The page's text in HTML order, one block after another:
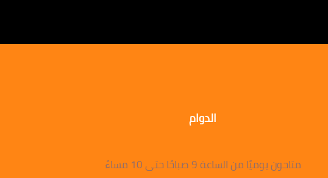
الدوام
متاحون يوميًا من الساعة 9 صباحًا حتى 10 مساءً